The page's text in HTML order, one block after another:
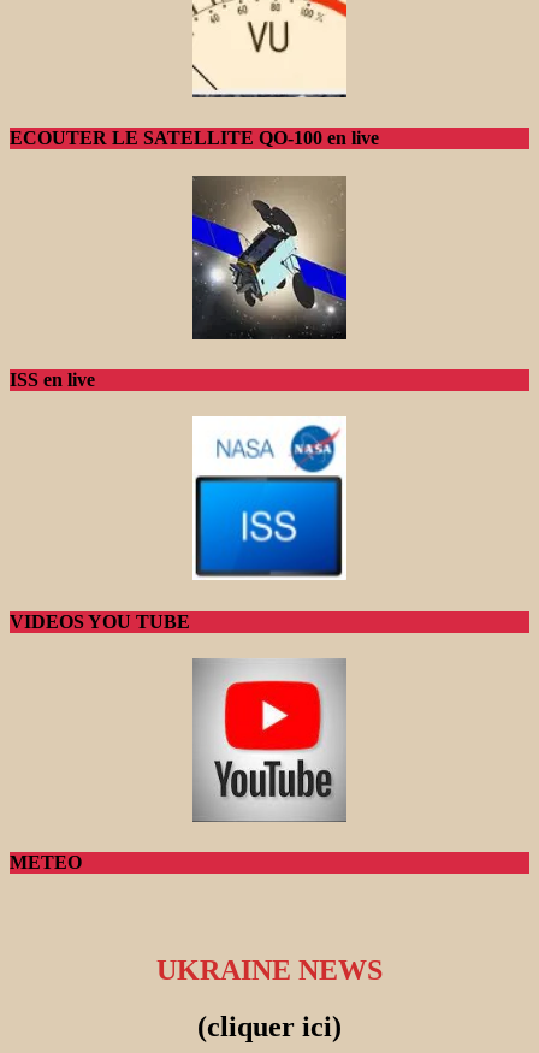
ECOUTER LE SATELLITE QO-100 en live
ISS en live
VIDEOS YOU TUBE
METEO
UKRAINE NEWS
(cliquer ici)